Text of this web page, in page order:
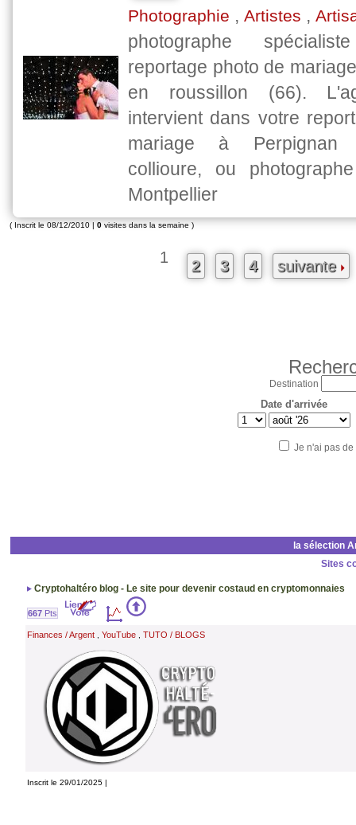
Photographie , Artistes ,
photographe
reportage photo de
en roussillon (66).
intervient dans votre
mariage à Perpignan
collioure, ou
Montpellier
( Inscrit le 08/12/2010 | 0 visites dans la semaine )
1 2 3 4 suivante
Destination
Date d'arrivée
Je n'ai pas
la sélection
Sites
Cryptohaltéro blog - Le site pour devenir costaud en cryptomonnaies
667Pts
Finances / Argent, YouTube, TUTO / BLOGS
Inscrit le 29/01/2025 |